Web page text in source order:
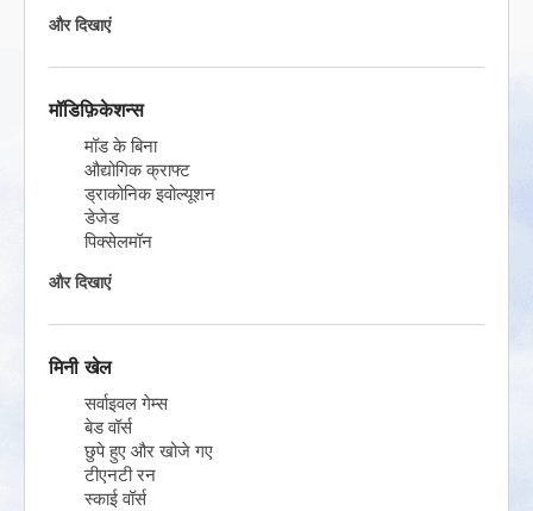
और दिखाएं
मॉडिफ़िकेशन्स
मॉड के बिना
औद्योगिक क्राफ्ट
ड्राकोनिक इवोल्यूशन
डेजेड
पिक्सेलमॉन
और दिखाएं
मिनी खेल
सर्वाइवल गेम्स
बेड वॉर्स
छुपे हुए और खोजे गए
टीएनटी रन
स्काई वॉर्स